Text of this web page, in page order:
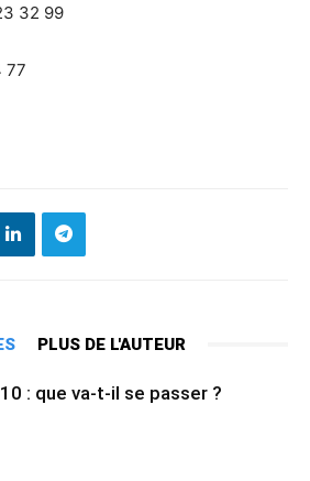
32 99
77
PLUS DE L'AUTEUR
: que va-t-il se passer ?